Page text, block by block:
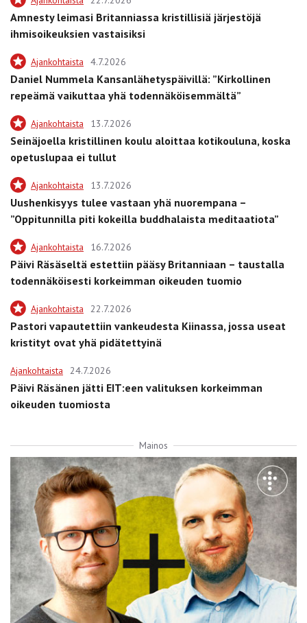
Amnesty leimasi Britanniassa kristillisiä järjestöjä
ihmisoikeuksien vastaisiksi
Ajankohtaista 4.7.2026
Daniel Nummela Kansanlähetyspäivillä: ”Kirkollinen
repeämä vaikuttaa yhä todennäköisemmältä”
Ajankohtaista 13.7.2026
Seinäjoella kristillinen koulu aloittaa kotikouluna, koska
opetuslupaa ei tullut
Ajankohtaista 13.7.2026
Uushenkisyys tulee vastaan yhä nuorempana –
”Oppitunnilla piti kokeilla buddhalaista meditaatiota”
Ajankohtaista 16.7.2026
Päivi Räsäseltä estettiin pääsy Britanniaan – taustalla
todennäköisesti korkeimman oikeuden tuomio
Ajankohtaista 22.7.2026
Pastori vapautettiin vankeudesta Kiinassa, jossa useat
kristityt ovat yhä pidätettyinä
Ajankohtaista 24.7.2026
Päivi Räsänen jätti EIT:een valituksen korkeimman
oikeuden tuomiosta
Mainos